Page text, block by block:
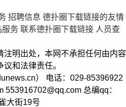
招聘信息 德扑圈下载链接的友情
服务 联系德扑圈下载链接 人员查
注明出处，本网不承担任何由内容
和法律责任。
） 电话：029-85396922
553916702@qq.com 总编qq：
大街19号